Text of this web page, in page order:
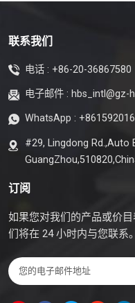
联系我们
电话 : +86-20-36867580
电子邮件 : hbs_intl@gz-
WhatsApp :
#29, Lingdong Rd.,Auto
订阅
如果您对我们的产品或价
们将在 24 小时内与您联系。